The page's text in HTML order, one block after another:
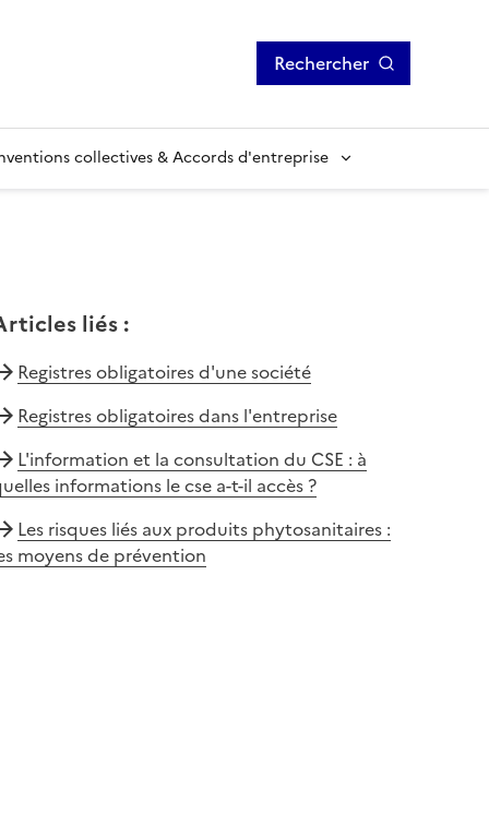
Rechercher
collectives & Accords d'entreprise
liés:
Registres obligatoires d'une société
Registres obligatoires dans l'entreprise
L'information et la consultation du CSE : à
informations le cse a-t-il accès ?
Les risques liés aux produits phytosanitaires :
moyens de prévention